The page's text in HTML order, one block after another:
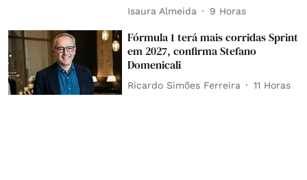
Isaura Almeida 9 Horas
Fórmula 1 terá mais corridas Sprint
em 2027, confirma Stefano
Domenicali
Ricardo Simões Ferreira 11 Horas